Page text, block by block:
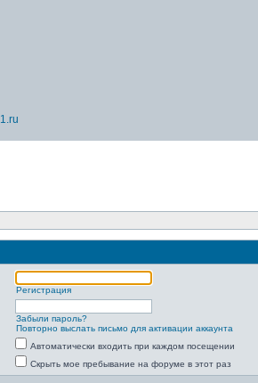
Регистрация
Забыли пароль?
Повторно выслать письмо для активации аккаунта
Автоматически входить при каждом посещении
Скрыть мое пребывание на форуме в этот раз